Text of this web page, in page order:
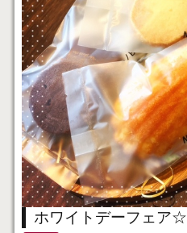
ホワイトデーフェア☆